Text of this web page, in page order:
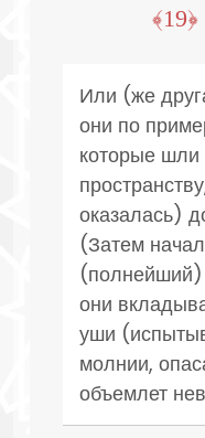
﴿19﴾
Или (же
они по
которые шли
оказалась)
(Затем
(полнейший)
они
уши
молнии,
объемлет